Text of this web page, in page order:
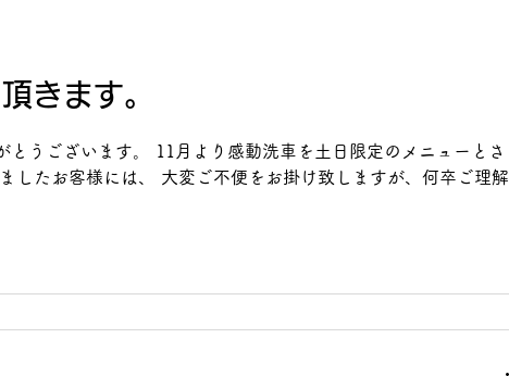
きます。
うございます。 11月より感動洗車を土日限定のメニューとさ
したお客様には、 大変ご不便をお掛け致しますが、何卒ご理解